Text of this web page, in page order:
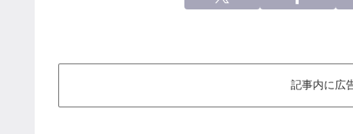
記事内に広